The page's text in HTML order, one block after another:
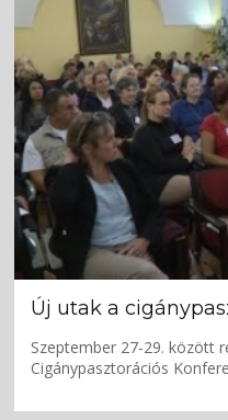
Új utak a
Szeptember 27-29. között
Cigánypasztorációs